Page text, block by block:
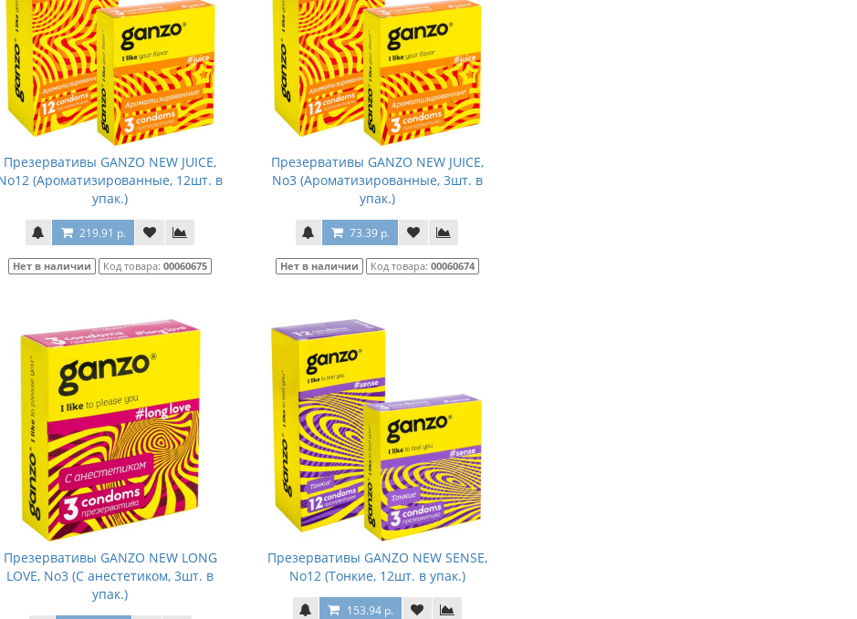
Презервативы GANZO NEW JUICE,
(Ароматизированные, 12шт. в
упак.)
219.91 р.
Нет в наличии Код товара:00060675
Презервативы GANZO NEW JUICE,
No3 (Ароматизированные, 3шт. в
упак.)
73.39 р.
Нет в наличии Код товара: 00060674
Презервативы GANZO NEW LONG
LOVE, No3 (С анестетиком, 3шт. в
упак.)
Презервативы GANZO NEW SENSE,
No12 (Тонкие, 12шт. в упак.)
153.94 р.